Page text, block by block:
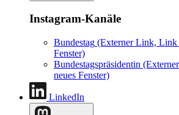
Instagram-Kanäle
Bundestag (Externer Link, Link
Fenster)
Bundestagspräsidentin
neues Fenster)
LinkedIn